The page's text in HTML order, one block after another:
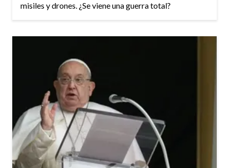
misiles y drones. ¿Se viene una guerra total?